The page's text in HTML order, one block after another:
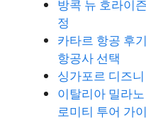
방콕 뉴 호라이
정
카타르 항공 후
항공사 선택
싱가포르 디즈
이탈리아 밀라
로미티 투어 가